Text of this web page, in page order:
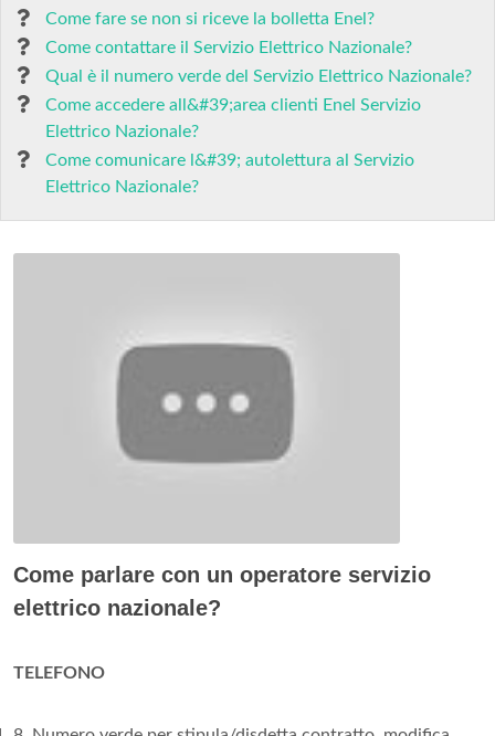
Come fare se non si riceve la bolletta Enel?
Come contattare il Servizio Elettrico Nazionale?
Qual è il numero verde del Servizio Elettrico Nazionale?
Come accedere all&#39;area clienti Enel Servizio
Elettrico Nazionale?
Come comunicare l&#39; autolettura al Servizio
Elettrico Nazionale?
Come parlare con un operatore servizio
elettrico nazionale?
TELEFONO